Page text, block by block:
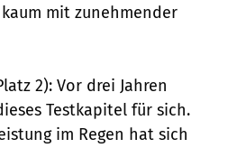
mit zunehmender
2): Vor drei Jahren
Test­kapitel für sich.
im Regen hat sich